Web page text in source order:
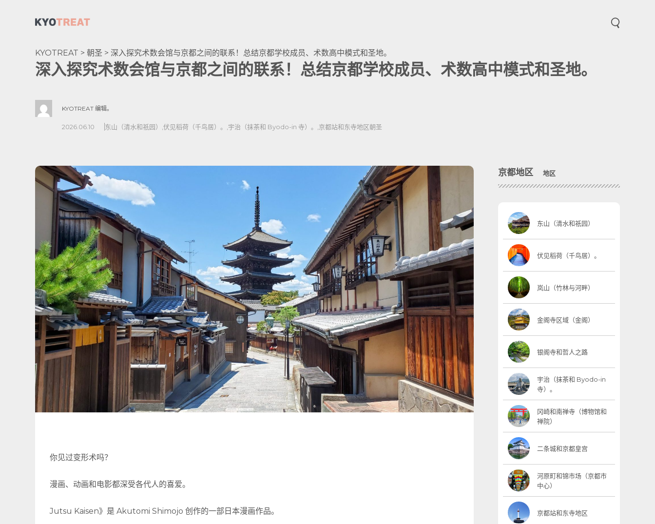
打开和关闭菜
KYOTREAT > 朝圣 > 深入探究术数会馆与京都之间的联系！总结京都学校成员、术数高中模式和圣地。
深入探究术数会馆与京都之间的联系！总结京都学校成员、术数高中模式和圣地。
KYOTREAT 编辑。
2026.06.10 东山（清水和祇园） 伏见稻荷（千鸟居）。 宇治（抹茶和 Byodo-in 寺）。 京都站和东寺地区朝圣
你见过变形术吗？
漫画、动画和电影都深受各代人的喜爱。
Jutsu Kaisen》是 Akutomi Shimojo 创作的一部日本漫画作品。
京都地区 地区
东山（清水和祇园）
伏见稻荷（千鸟居）。
岚山（竹林与河畔）
金阁寺区域（金阁）
银阁寺和哲人之路
宇治（抹茶和 Byodo-in
寺）。
冈崎和南禅寺（博物馆和
禅院）
二条城和京都皇宫
河原町和锦市场（京都市
中心）
京都站和东寺地区